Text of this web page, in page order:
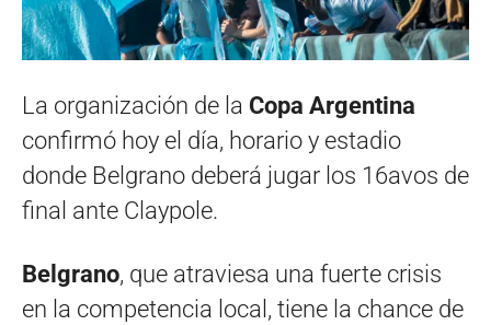
La organización de la Copa Argentina
confirmó hoy el día, horario y estadio
donde Belgrano deberá jugar los 16avos de
final ante Claypole.
Belgrano, que atraviesa una fuerte crisis
en la competencia local, tiene la chance de